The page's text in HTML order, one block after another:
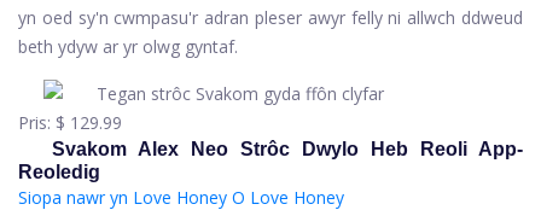
yn oed sy'n cwmpasu'r adran pleser awyr felly ni allwch ddweud
beth ydyw ar yr olwg gyntaf.
Pris: $ 129.99
Svakom Alex Neo Strôc Dwylo Heb Reoli App-
Reoledig
Siopa nawr yn Love Honey O Love Honey